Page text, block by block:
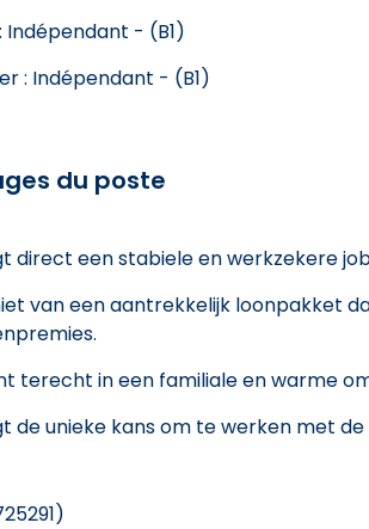
Indépendant - (B1)
: Indépendant - (B1)
du poste
direct een stabiele en werkzekere
van een aantrekkelijk loonpakket
terecht in een familiale en warme
de unieke kans om te werken met